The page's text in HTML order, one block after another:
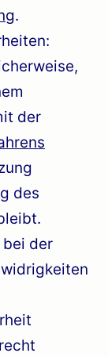
.
der
des
bei der